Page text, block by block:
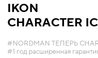
IKON
CHARACTER
#NORDMAN ТЕПЕРЬ
#1 год расширенная